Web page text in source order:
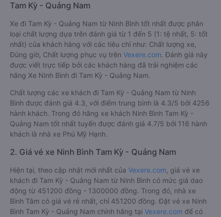
Tam Kỳ - Quảng Nam
Xe đi Tam Kỳ - Quảng Nam từ Ninh Bình tốt nhất được phân
loại chất lượng dựa trên đánh giá từ 1 đến 5 (1: tệ nhất, 5: tốt
nhất) của khách hàng với các tiêu chí như: Chất lượng xe,
Đúng giờ, Chất lượng phục vụ trên Vexere.com. Đánh giá này
được viết trực tiếp bởi các khách hàng đã trải nghiệm các
hãng Xe Ninh Bình đi Tam Kỳ - Quảng Nam.
Chất lượng các xe khách đi Tam Kỳ - Quảng Nam từ Ninh
Bình được đánh giá 4.3, với điểm trung bình là 4.3/5 bởi 4256
hành khách. Trong đó hãng xe khách Ninh Bình Tam Kỳ -
Quảng Nam tốt nhất tuyến được đánh giá 4.7/5 bởi 116 hành
khách là nhà xe Phú Mỹ Hạnh.
2. Giá vé xe Ninh Bình Tam Kỳ - Quảng Nam
Hiện tại, theo cập nhật mới nhất của Vexere.com , giá vé xe
khách đi Tam Kỳ - Quảng Nam từ Ninh Bình có mức giá dao
động từ 451200 đồng - 1300000 đồng. Trong đó, nhà xe
Bình Tâm có giá vé rẻ nhất, chỉ 451200 đồng. Đặt vé xe Ninh
Bình Tam Kỳ - Quảng Nam chính hãng tại Vexere.com để có